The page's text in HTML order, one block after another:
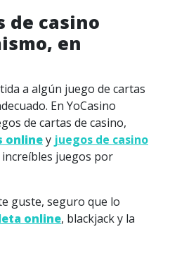
de casino
en
a algún juego de cartas
En YoCasino
de cartas de casino,
onliney juegos de casino
increíbles juegos por
guste, seguro que lo
online, blackjack y la